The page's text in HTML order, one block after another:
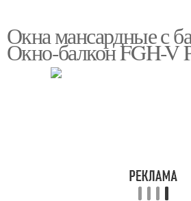
Чердачные окна
Окна мансардные с
Окно-балкон FGH-V